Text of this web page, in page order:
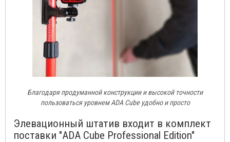
Благодаря продуманной конструкции и высокой точности
пользоваться уровнем ADA Cube удобно и просто
Элевационный штатив входит в комплект
поставки "ADA Cube Professional Edition"